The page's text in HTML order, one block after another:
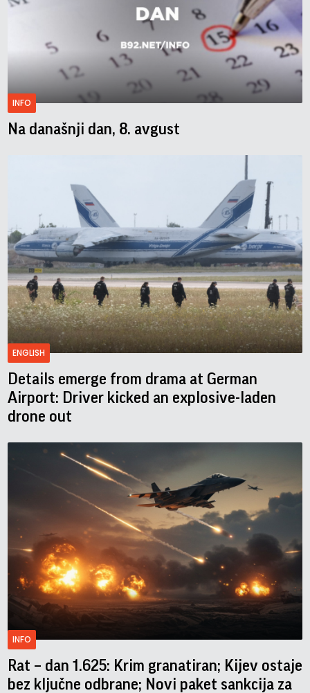
INFO
Na današnji dan, 8. avgust
ENGLISH
Details emerge from drama at German
Airport: Driver kicked an explosive-laden
drone out
INFO
Rat – dan 1.625: Krim granatiran; Kijev ostaje
bez ključne odbrane; Novi paket sankcija za